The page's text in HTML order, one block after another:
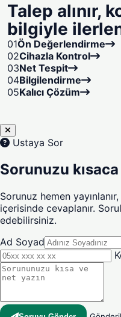
Talep alınır,
bilgiyle
01Ön Değerlendirme
02Cihazla Kontrol
03Net Tespit
04Bilgilendirme
05Kalıcı Çözüm
Ustaya Sor
Sorunuzu kısaca
Sorunuz hemen
içerisinde cevaplanır.
edebilirsiniz.
Ad Soyad